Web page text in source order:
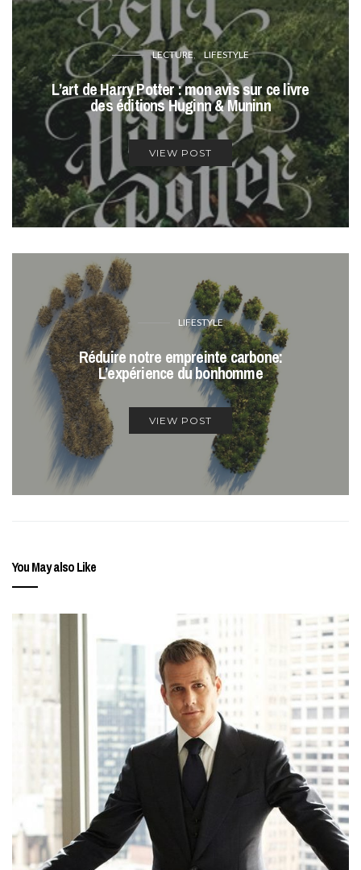
LECTURE LIFESTYLE
L’art de Harry Potter : mon avis sur ce livre
des éditions Huginn & Muninn
VIEW POST
LIFESTYLE
Réduire notre empreinte carbone:
L’expérience du bonhomme
VIEW POST
You May also Like